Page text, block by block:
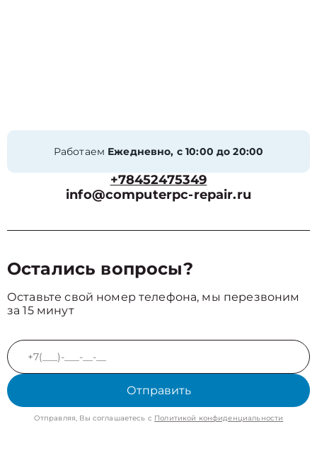
Работаем Ежедневно, с 10:00 до 20:00
+78452475349
info@computerpc-repair.ru
Остались вопросы?
Оставьте свой номер телефона, мы перезвоним
за 15 минут
Отправить
Отправляя, Вы соглашаетесь с Политикой конфиденциальности